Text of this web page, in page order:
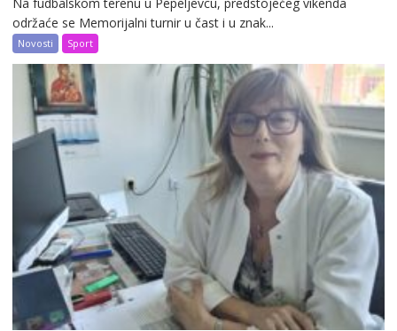
održaće se Memorijalni turnir u čast i u znak...
Novosti Sport